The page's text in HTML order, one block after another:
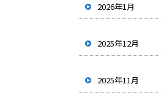
2026年1月
2025年12月
2025年11月